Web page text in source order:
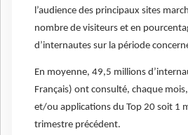
l’audience des principaux sites
nombre de visiteurs et en
d’internautes sur la période
En moyenne, 49,5 millions
Français) ont consulté, chaque
et/ou applications du Top 20 soit 1
trimestre précédent.